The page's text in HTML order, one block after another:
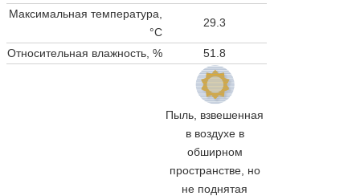
Максимальная температура,
°C
29.3
Относительная влажность, % 51.8
Пыль, взвешенная
в воздухе в
обширном
пространстве, но
не поднятая